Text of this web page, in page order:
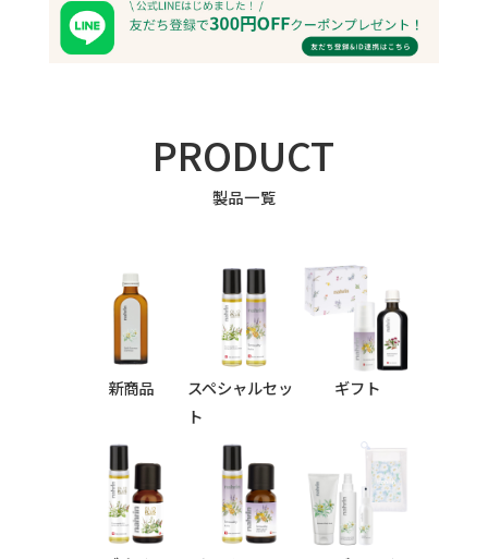
PRODUCT
製品一覧
新商品
スペシャルセッ
ト
ギフト